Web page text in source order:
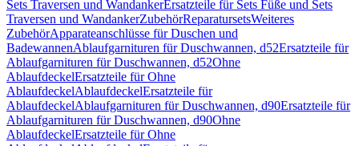
Sets Traversen und WandankerErsatzteile für Sets Füße und Sets
Traversen und WandankerZubehörReparatursetsWeiteres
ZubehörApparateanschlüsse für Duschen und
BadewannenAblaufgarnituren für Duschwannen, d52Ersatzteile für
Ablaufgarnituren für Duschwannen, d52Ohne
AblaufdeckelErsatzteile für Ohne
AblaufdeckelAblaufdeckelErsatzteile für
AblaufdeckelAblaufgarnituren für Duschwannen, d90Ersatzteile für
Ablaufgarnituren für Duschwannen, d90Ohne
AblaufdeckelErsatzteile für Ohne